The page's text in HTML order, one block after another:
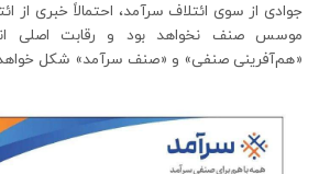
جوادی از سوی ائتلاف سرآمد، احتمالاً خبری از
موسس صنف نخواهد بود و رقابت اصلی
«هم‌آفرینی صنفی» و «صنف سرآمد» شکل